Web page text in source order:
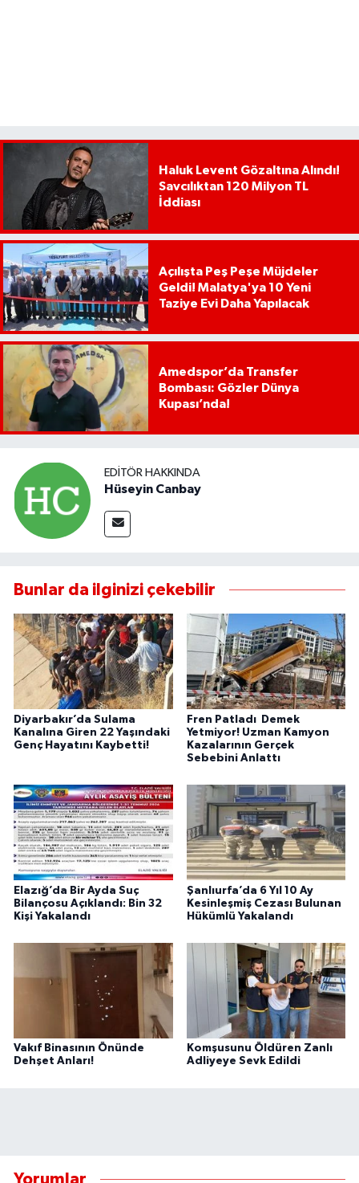
Haluk Levent Gözaltına Alındı!
Savcılıktan 120 Milyon TL
İddiası
Açılışta Peş Peşe Müjdeler
Geldi! Malatya'ya 10 Yeni
Taziye Evi Daha Yapılacak
Amedspor’da Transfer
Bombası: Gözler Dünya
Kupası’nda!
EDITÖR HAKKINDA
Hüseyin Canbay
Bunlar da ilginizi çekebilir
Diyarbakır’da Sulama
Kanalına Giren 22 Yaşındaki
Genç Hayatını Kaybetti!
Fren Patladı Demek
Yetmiyor! Uzman Kamyon
Kazalarının Gerçek
Sebebini Anlattı
Elazığ’da Bir Ayda Suç
Bilançosu Açıklandı: Bin 32
Kişi Yakalandı
Şanlıurfa’da 6 Yıl 10 Ay
Kesinleşmiş Cezası Bulunan
Hükümlü Yakalandı
Vakıf Binasının Önünde
Dehşet Anları!
Komşusunu Öldüren Zanlı
Adliyeye Sevk Edildi
Yorumlar